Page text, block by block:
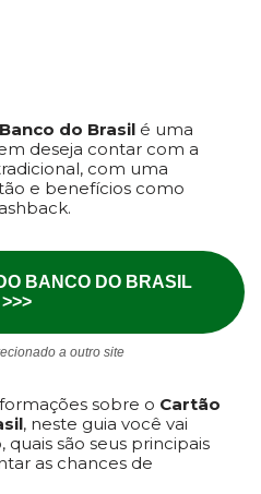
do Brasil é uma
deseja contar com a
com uma
e benefícios como
BANCO DO BRASIL
>>>
a outro site
sobre o Cartão
, neste guia você vai
são seus principais
as chances de